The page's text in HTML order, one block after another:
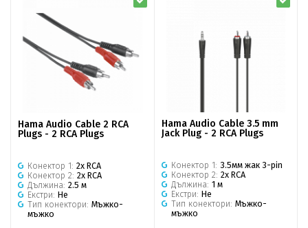
Hama Audio Cable 2 RCA
Plugs - 2 RCA Plugs
Конектор 1: 2x RCA
Конектор 2: 2x RCA
Дължина: 2.5 м
Екстри: Не
Тип конектори: Мъжко-
мъжко
Hama Audio Cable 3.5 mm
Jack Plug - 2 RCA Plugs
Конектор 1: 3.5мм жак 3-pin
Конектор 2: 2x RCA
Дължина: 1 м
Екстри: Не
Тип конектори: Мъжко-
мъжко